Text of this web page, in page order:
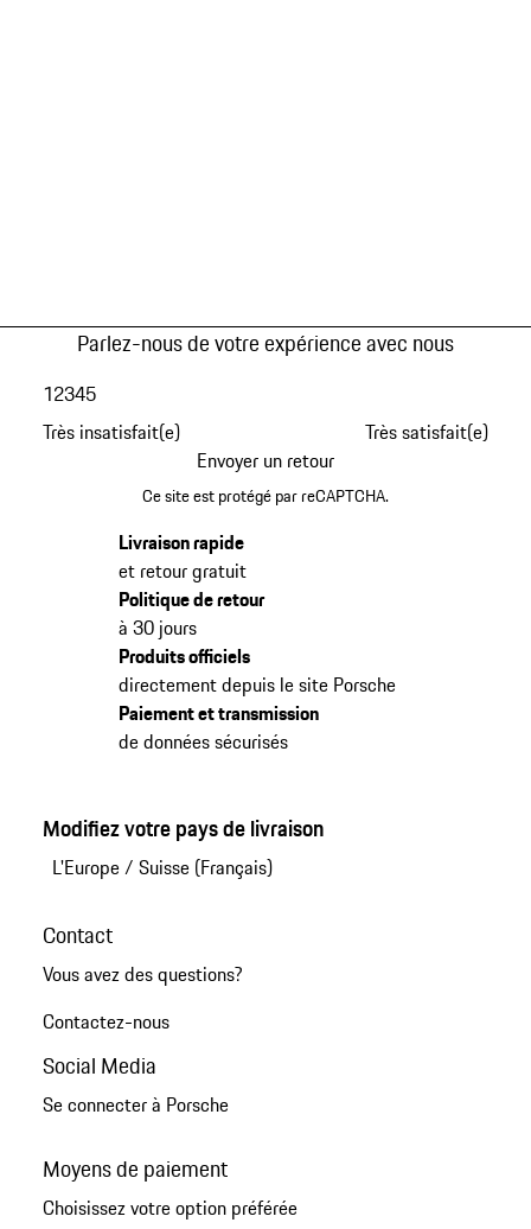
Parlez-nous de votre expérience avec nous
Très insatisfait(e)
12345
Très satisfait(e)
Envoyer un retour
Ce site est protégé par reCAPTCHA.
Livraison rapide
et retour gratuit
Politique de retour
à 30 jours
Produits officiels
directement depuis le site Porsche
Paiement et transmission
de données sécurisés
Modifiez votre pays de livraison
L'Europe/ Suisse (Français)
Contact
Vous avez des questions?
Contactez-nous
Social Media
Se connecter à Porsche
Moyens de paiement
Choisissez votre option préférée